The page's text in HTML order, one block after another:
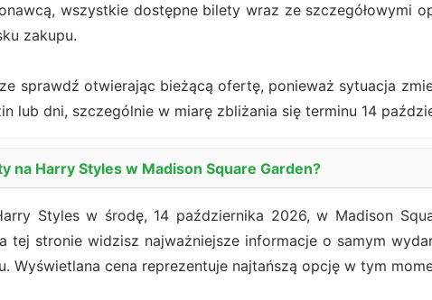
wszystkie dostępne bilety wraz ze szczegółowymi
zakupu.
sprawdź otwierając bieżącą ofertę, ponieważ sytuacja
lub dni, szczególnie w miarę zbliżania się terminu 14
na Harry Styles w Madison Square Garden?
Styles w środę, 14 października 2026, w Madison
tej stronie widzisz najważniejsze informacje o samym
Wyświetlana cena reprezentuje najtańszą opcję w tym